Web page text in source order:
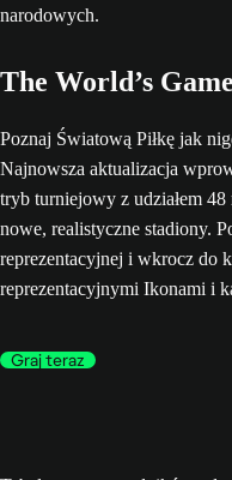
The World’s Game
Poznaj Światową Piłkę jak
Najnowsza aktualizacja
tryb turniejowy z udziałem
nowe, realistyczne stadiony.
reprezentacyjnej i wkrocz do
reprezentacyjnymi Ikonami i
Graj teraz